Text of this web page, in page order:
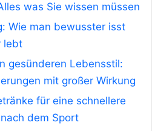
was Sie wissen müssen
Wie man bewusster isst
lebt
gesünderen Lebensstil:
mit großer Wirkung
für eine schnellere
dem Sport